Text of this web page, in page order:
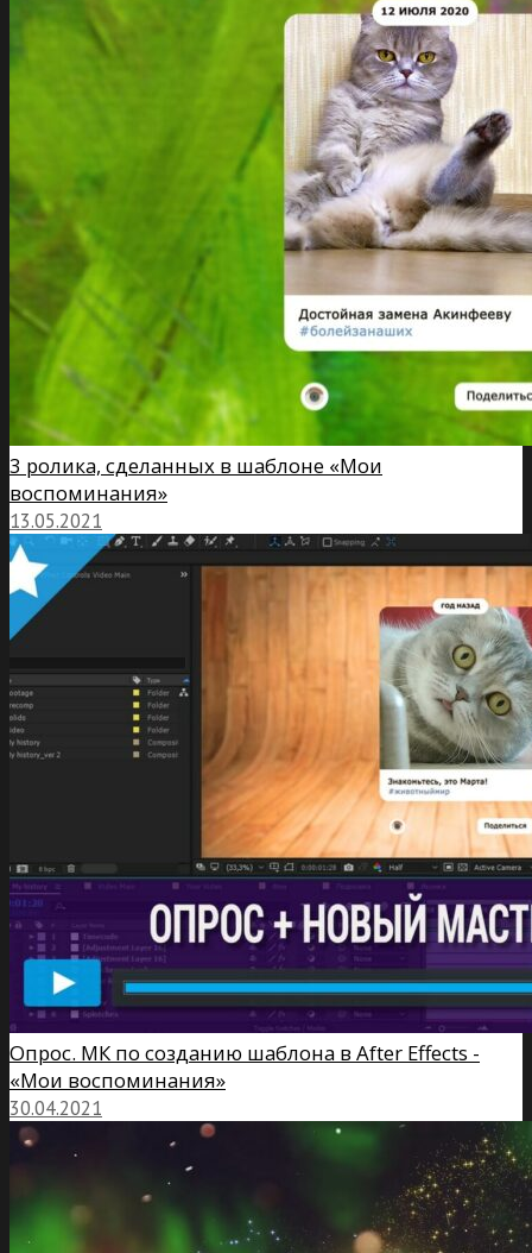
3 ролика, сделанных в шаблоне «Мои
воспоминания»
13.05.2021
Опрос. МК по созданию шаблона в After Effects -
«Мои воспоминания»
30.04.2021